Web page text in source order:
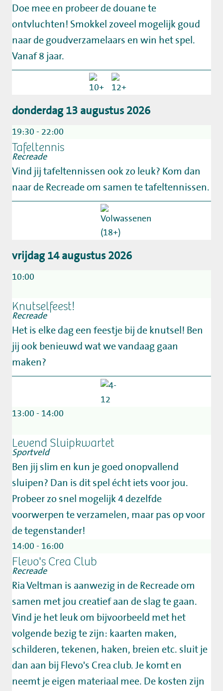
Doe mee en probeer de douane te
ontvluchten! Smokkel zoveel mogelijk goud
naar de goudverzamelaars en win het spel.
Vanaf 8 jaar.
donderdag 13 augustus 2026
19:30 - 22:00
Tafeltennis
Recreade
Vind jij tafeltennissen ook zo leuk? Kom dan
naar de Recreade om samen te tafeltennissen.
vrijdag 14 augustus 2026
10:00
Knutselfeest!
Recreade
Het is elke dag een feestje bij de knutsel! Ben
jij ook benieuwd wat we vandaag gaan
maken?
13:00 - 14:00
Levend Sluipkwartet
Sportveld
Ben jij slim en kun je goed onopvallend
sluipen? Dan is dit spel écht iets voor jou.
Probeer zo snel mogelijk 4 dezelfde
voorwerpen te verzamelen, maar pas op voor
de tegenstander!
14:00 - 16:00
Flevo's Crea Club
Recreade
Ria Veltman is aanwezig in de Recreade om
samen met jou creatief aan de slag te gaan.
Vind je het leuk om bijvoorbeeld met het
volgende bezig te zijn: kaarten maken,
schilderen, tekenen, haken, breien etc. sluit je
dan aan bij Flevo's Crea club. Je komt en
neemt je eigen materiaal mee. De kosten zijn